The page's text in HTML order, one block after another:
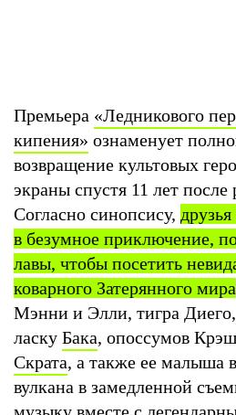
Премьера «Ледникового
кипения» ознаменует
возвращение культовых
экраны спустя 11 лет после
Согласно синопсису,
в безумное приключение,
лавы, чтобы посетить
коварного Затерянного мира
Мэнни и Элли, тигра
ласку Бака, опоссумов
Скрата, а также ее малыша
вулкана в замедленной